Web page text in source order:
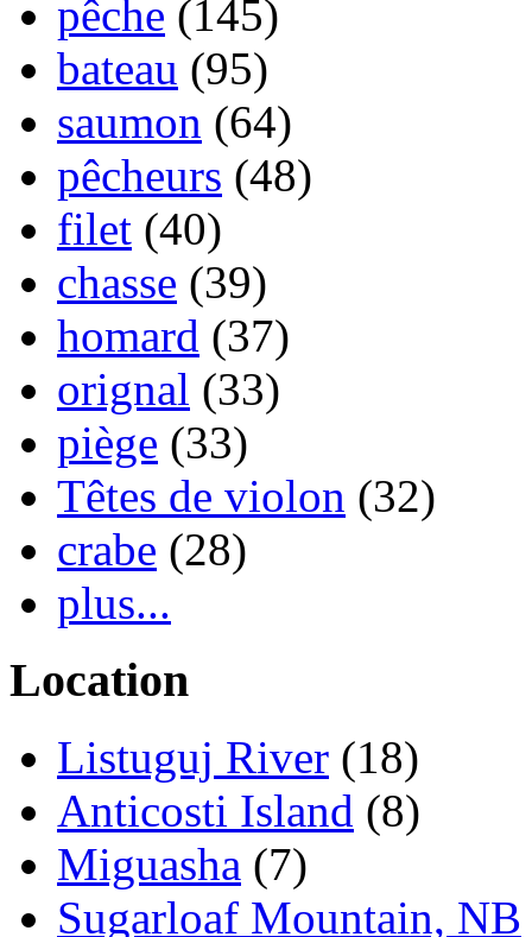
pêche (145)
bateau (95)
saumon (64)
pêcheurs (48)
filet (40)
chasse (39)
homard (37)
orignal (33)
piège (33)
Têtes de violon (32)
crabe (28)
plus...
Location
Listuguj River (18)
Anticosti Island (8)
Miguasha (7)
Sugarloaf Mountain, NB